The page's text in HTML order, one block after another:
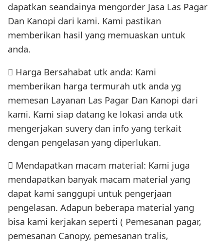
dapatkan seandainya mengorder Jasa Las Pagar
Dan Kanopi dari kami. Kami pastikan
memberikan hasil yang memuaskan untuk
anda.
 Harga Bersahabat utk anda: Kami
memberikan harga termurah utk anda yg
memesan Layanan Las Pagar Dan Kanopi dari
kami. Kami siap datang ke lokasi anda utk
mengerjakan suvery dan info yang terkait
dengan pengelasan yang diperlukan.
 Mendapatkan macam material: Kami juga
mendapatkan banyak macam material yang
dapat kami sanggupi untuk pengerjaan
pengelasan. Adapun beberapa material yang
bisa kami kerjakan seperti ( Pemesanan pagar,
pemesanan Canopy, pemesanan tralis,